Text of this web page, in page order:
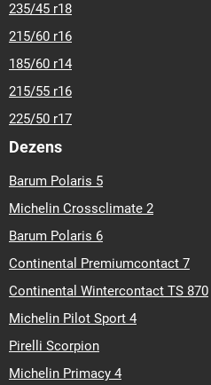
235/45 r18
215/60 r16
185/60 r14
215/55 r16
225/50 r17
Dezens
Barum Polaris 5
Michelin Crossclimate 2
Barum Polaris 6
Continental Premiumcontact 7
Continental Wintercontact TS 870
Michelin Pilot Sport 4
Pirelli Scorpion
Michelin Primacy 4